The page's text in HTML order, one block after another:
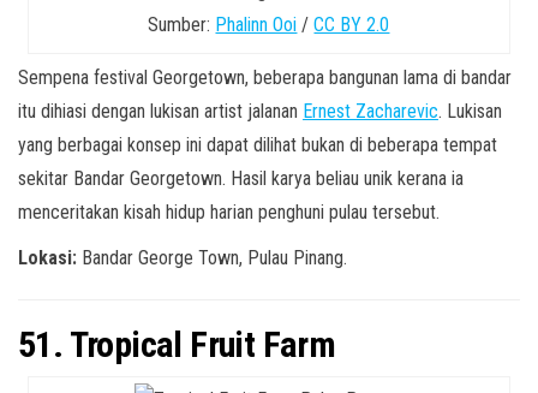
Sumber: Phalinn Ooi /CC BY 2.0
Sempena festival Georgetown, beberapa bangunan lama di bandar
itu dihiasi dengan lukisan artist jalanan Ernest Zacharevic. Lukisan
yang berbagai konsep ini dapat dilihat bukan di beberapa tempat
sekitar Bandar Georgetown. Hasil karya beliau unik kerana ia
menceritakan kisah hidup harian penghuni pulau tersebut.
Lokasi: Bandar George Town, Pulau Pinang.
51. Tropical Fruit Farm